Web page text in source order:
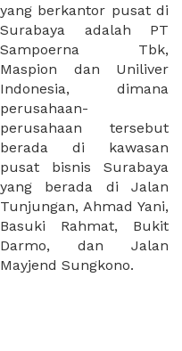
Mayjend Sungkono.